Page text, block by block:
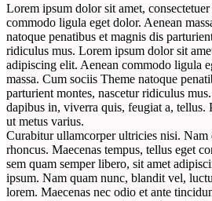
Lorem ipsum dolor sit amet,
commodo ligula eget dolor. Aenean
natoque penatibus et magnis dis
ridiculus mus. Lorem ipsum dolor sit
adipiscing elit. Aenean commodo ligula
massa. Cum sociis Theme natoque
parturient montes, nascetur ridiculus
dapibus in, viverra quis, feugiat a, tellus.
ut metus varius.
Curabitur ullamcorper ultricies nisi. Nam
rhoncus. Maecenas tempus, tellus eget
sem quam semper libero, sit amet
ipsum. Nam quam nunc, blandit vel,
lorem. Maecenas nec odio et ante